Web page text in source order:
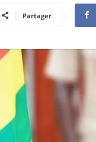
Partager